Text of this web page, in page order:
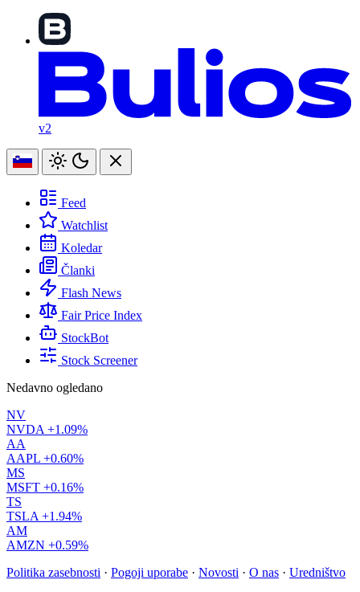
v2
Feed
Watchlist
Koledar
Članki
Flash News
Fair Price Index
StockBot
Stock Screener
Nedavno ogledano
NV
NVDA +1.09%
AA
AAPL +0.60%
MS
MSFT +0.16%
TS
TSLA +1.94%
AM
AMZN +0.59%
Politika zasebnosti · Pogoji uporabe · Novosti · O nas · Uredništvo